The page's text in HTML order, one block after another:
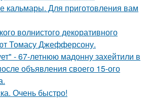
Для приготовления вам
волнистого декоративного
Томасу Джефферсону.
- 67-летнюю мадонну захейтили в
объявления своего 15-ого
Очень быстро!